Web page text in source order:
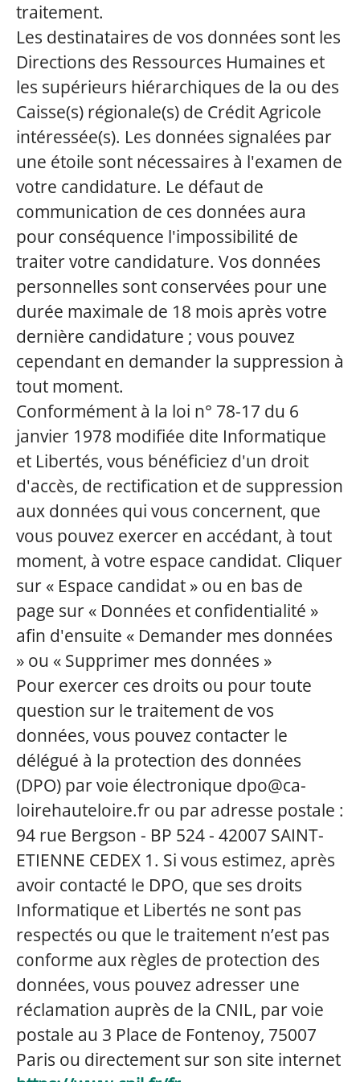
traitement.
Les destinataires de vos données sont les
Directions des Ressources Humaines et
les supérieurs hiérarchiques de la ou des
Caisse(s) régionale(s) de Crédit Agricole
intéressée(s). Les données signalées par
une étoile sont nécessaires à l'examen de
votre candidature. Le défaut de
communication de ces données aura
pour conséquence l'impossibilité de
traiter votre candidature. Vos données
personnelles sont conservées pour une
durée maximale de 18 mois après votre
dernière candidature ; vous pouvez
cependant en demander la suppression à
tout moment.
Conformément à la loi n° 78-17 du 6
janvier 1978 modifiée dite Informatique
et Libertés, vous bénéficiez d'un droit
d'accès, de rectification et de suppression
aux données qui vous concernent, que
vous pouvez exercer en accédant, à tout
moment, à votre espace candidat. Cliquer
sur « Espace candidat » ou en bas de
page sur « Données et confidentialité »
afin d'ensuite « Demander mes données
» ou « Supprimer mes données »
Pour exercer ces droits ou pour toute
question sur le traitement de vos
données, vous pouvez contacter le
délégué à la protection des données
(DPO) par voie électronique dpo@ca-
loirehauteloire.fr ou par adresse postale :
94 rue Bergson - BP 524 - 42007 SAINT-
ETIENNE CEDEX 1. Si vous estimez, après
avoir contacté le DPO, que ses droits
Informatique et Libertés ne sont pas
respectés ou que le traitement n’est pas
conforme aux règles de protection des
données, vous pouvez adresser une
réclamation auprès de la CNIL, par voie
postale au 3 Place de Fontenoy, 75007
Paris ou directement sur son site internet